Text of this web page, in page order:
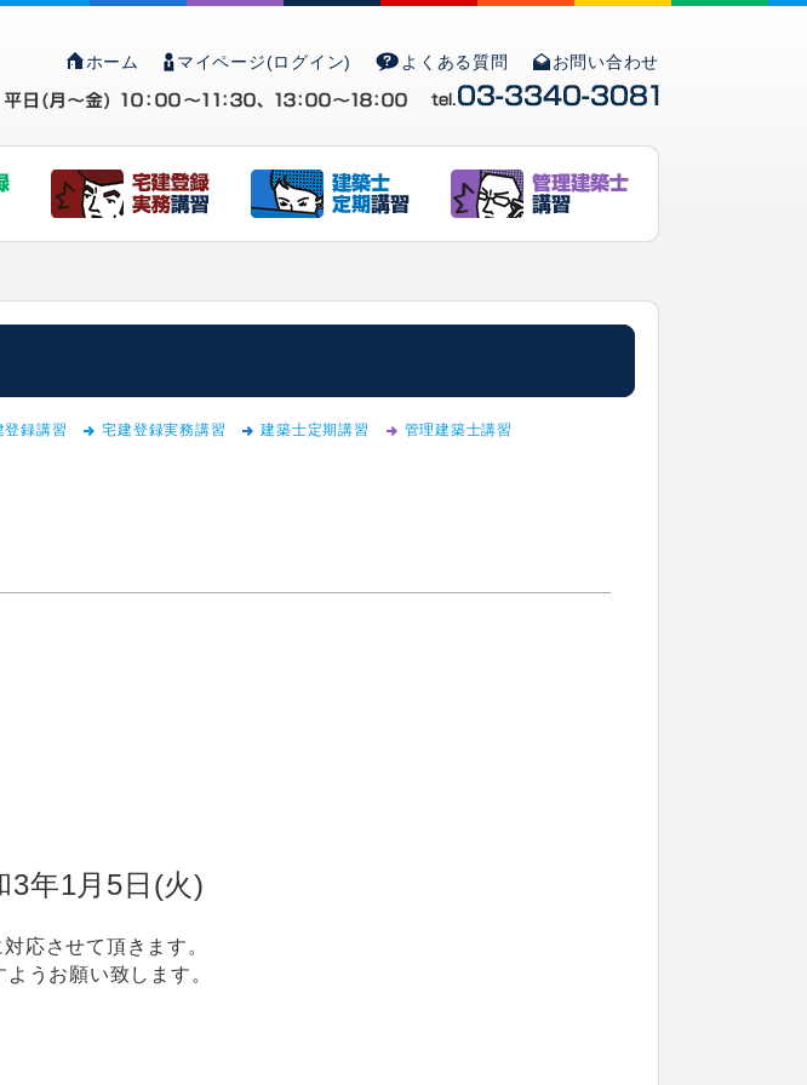
ホーム マイページ(ログイン) よくある質問 お問い合わせ
登録講習 宅建登録実務講習 建築士定期講習 管理建築士講習
年1月5日(火)
応させて頂きます。
うお願い致します。